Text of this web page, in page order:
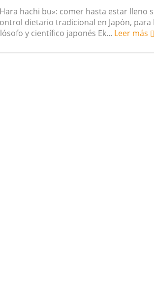
sobre las dietas vegetarianas y el riesgo de
hachi bu»: comer hasta estar lleno
dietario tradicional en Japón,
y científico japonés Ek... Leer más